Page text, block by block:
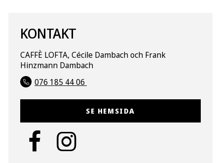
KONTAKT
CAFFÈ LOFTA, Cécile Dambach och Frank
Hinzmann Dambach
076 185 44 06
SE HEMSIDA